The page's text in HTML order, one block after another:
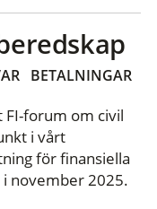
BETALNINGAR
FI-forum om civil
i vårt
för finansiella
november 2025.